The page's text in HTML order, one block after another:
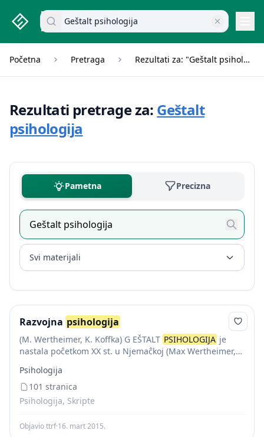
studenti.rs home page
Pretraži dokumente
Početna Pretraga Rezultati za: "Geštalt psihologija"
Rezultati pretrage za: Geštalt
psihologija
Pametna Precizna
Svi materijali
Razvojna psihologija
(M. Wertheimer, K. Koffka) G EŠTALT PSIHOLOGIJA je
nastala poĉetkom XX st. u Njemaĉkoj (Max Wertheimer,
(STRUKTURALIZAM). Za geštaltiste “P SIHOLOGIJA JE...
Psihologija
101 stranica
Psihologija, Skripte
Objavio ttrf·16. mart 2015.